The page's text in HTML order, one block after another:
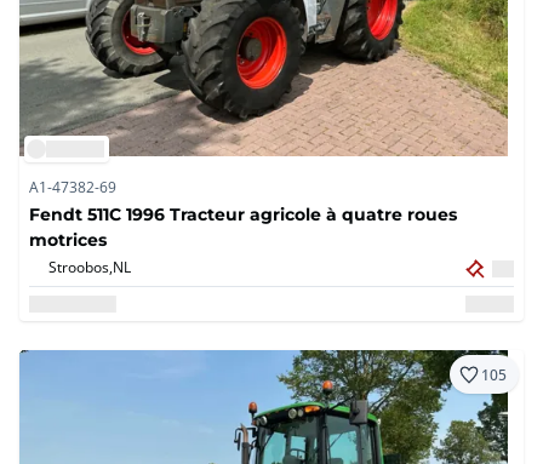
A1-47382-69
Fendt 511C 1996 Tracteur agricole à quatre roues
motrices
Stroobos,NL
105